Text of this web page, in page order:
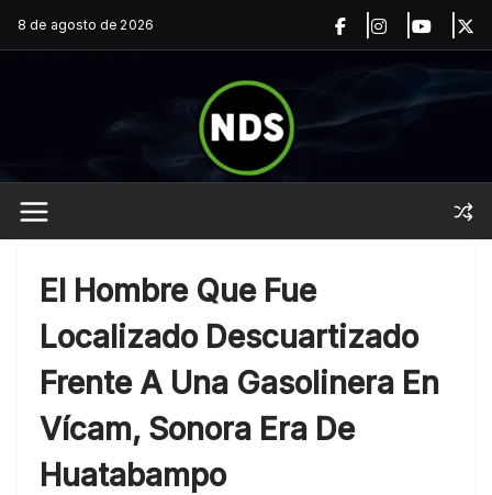
Saltar
al
8 de agosto de 2026
El Hombre Que Fue
Localizado Descuartizado
Frente A Una Gasolinera En
Vícam, Sonora Era De
Huatabampo